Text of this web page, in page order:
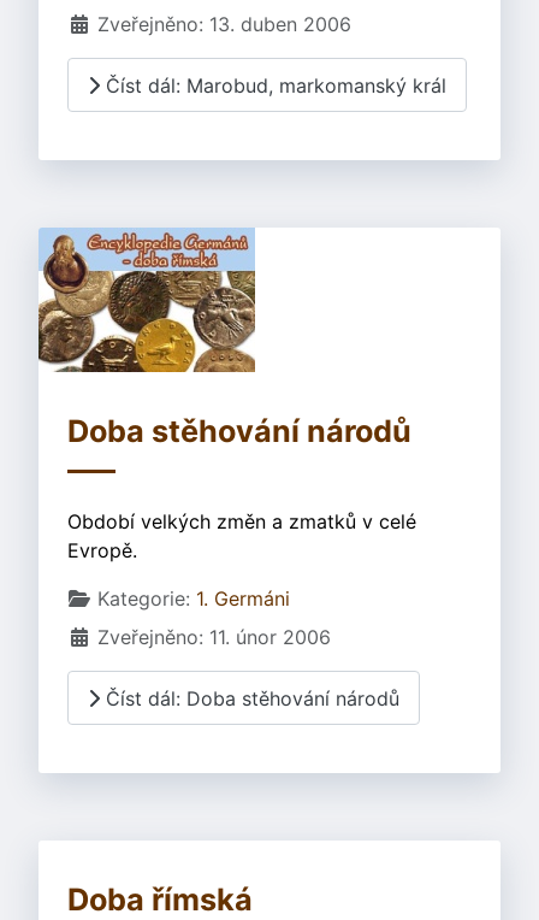
Zveřejněno: 13. duben 2006
Číst dál: Marobud, markomanský král
Doba stěhování národů
Období velkých změn a zmatků v celé
Evropě.
Základní údaje
Kategorie: 1. Germáni
Zveřejněno: 11. únor 2006
Číst dál: Doba stěhování národů
Doba římská